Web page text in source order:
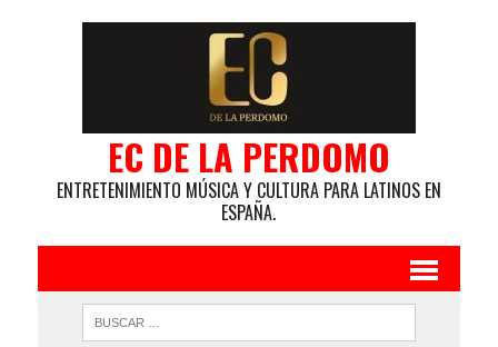
EC DE LA PERDOMO
ENTRETENIMIENTO MÚSICA Y CULTURA PARA LATINOS EN
ESPAÑA.